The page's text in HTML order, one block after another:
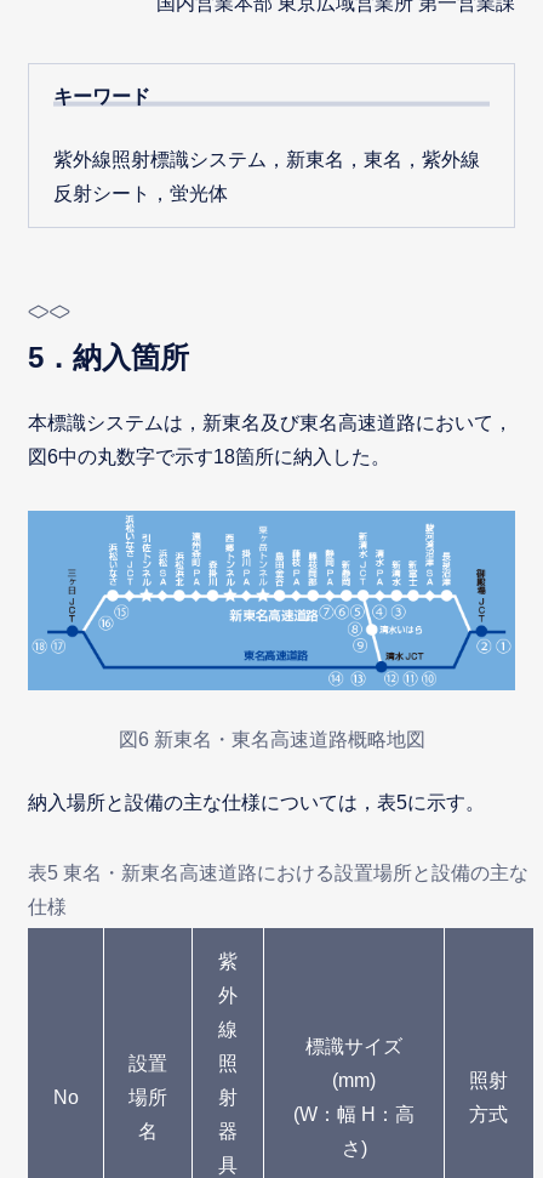
キーワード
紫外線照射標識システム，新東名，東名，紫外線
反射シート，蛍光体
5．納入箇所
本標識システムは，新東名及び東名高速道路において，
図6中の丸数字で示す18箇所に納入した。
図6 新東名・東名高速道路概略地図
納入場所と設備の主な仕様については，表5に示す。
表5 東名・新東名高速道路における設置場所と設備の主な
仕様
No
設置
場所
名
紫
外
線
照
射
器
具
標識サイズ
(mm)
(W：幅 H：高
さ)
照射
方式